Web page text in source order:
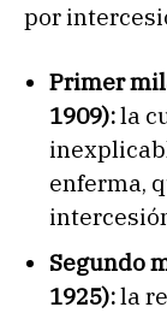
por
Primer
1909):la
enferma,
Segundo
1925):la